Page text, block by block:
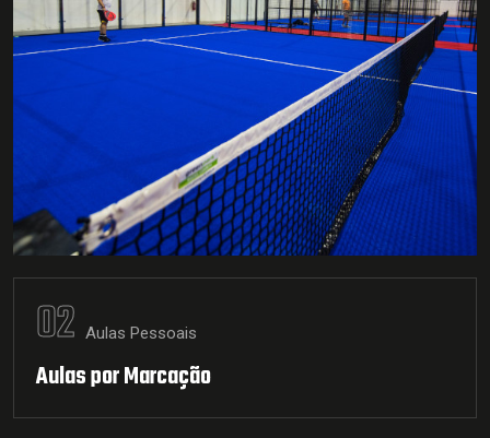
02 Aulas Pessoais
Aulas por Marcação